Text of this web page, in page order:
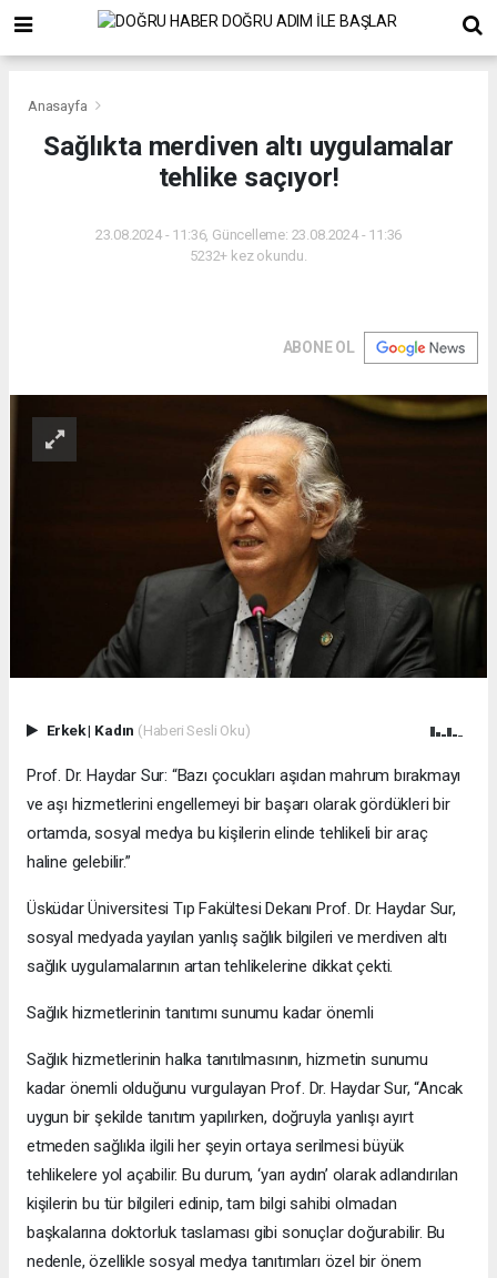
Anasayfa
Sağlıkta merdiven altı uygulamalar
tehlike saçıyor!
23.08.2024 - 11:36, Güncelleme: 23.08.2024 - 11:36
5232+ kez okundu.
ABONE OL
Erkek| Kadın (Haberi Sesli Oku)
Prof. Dr. Haydar Sur: “Bazı çocukları aşıdan mahrum bırakmayı
ve aşı hizmetlerini engellemeyi bir başarı olarak gördükleri bir
ortamda, sosyal medya bu kişilerin elinde tehlikeli bir araç
haline gelebilir.”
Üsküdar Üniversitesi Tıp Fakültesi Dekanı Prof. Dr. Haydar Sur,
sosyal medyada yayılan yanlış sağlık bilgileri ve merdiven altı
sağlık uygulamalarının artan tehlikelerine dikkat çekti.
Sağlık hizmetlerinin tanıtımı sunumu kadar önemli
Sağlık hizmetlerinin halka tanıtılmasının, hizmetin sunumu
kadar önemli olduğunu vurgulayan Prof. Dr. Haydar Sur, “Ancak
uygun bir şekilde tanıtım yapılırken, doğruyla yanlışı ayırt
etmeden sağlıkla ilgili her şeyin ortaya serilmesi büyük
tehlikelere yol açabilir. Bu durum, ‘yarı aydın’ olarak adlandırılan
kişilerin bu tür bilgileri edinip, tam bilgi sahibi olmadan
başkalarına doktorluk taslaması gibi sonuçlar doğurabilir. Bu
nedenle, özellikle sosyal medya tanıtımları özel bir önem